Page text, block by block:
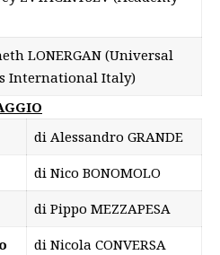
LONERGAN (Universal
International Italy)
di Alessandro GRANDE
di Nico BONOMOLO
di Pippo MEZZAPESA
di Nicola CONVERSA